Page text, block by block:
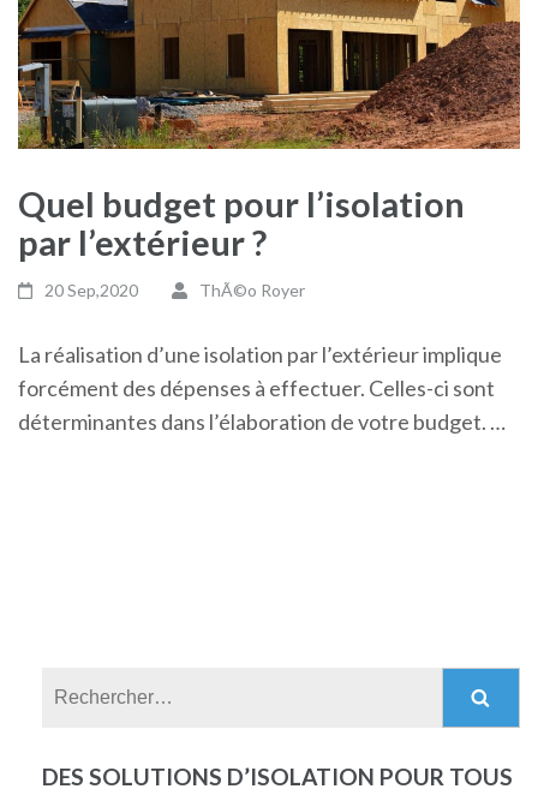
Quel budget pour l’isolation
par l’extérieur ?
20 Sep,2020 ThÃ©o Royer
La réalisation d’une isolation par l’extérieur implique
forcément des dépenses à effectuer. Celles-ci sont
déterminantes dans l’élaboration de votre budget. …
DES SOLUTIONS D’ISOLATION POUR TOUS